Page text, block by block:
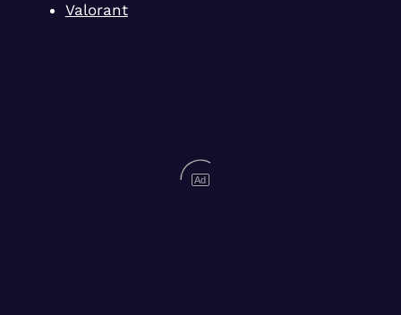
Valorant
Ad